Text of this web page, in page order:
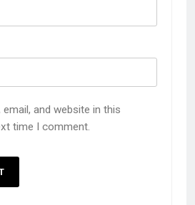
email, and website in this
time I comment.